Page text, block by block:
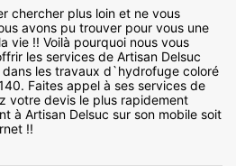
chercher plus loin et ne vous
avons pu trouver pour vous une
vie !! Voilà pourquoi nous vous
les services de Artisan Delsuc
les travaux d`hydrofuge coloré
Faites appel à ses services de
votre devis le plus rapidement
à Artisan Delsuc sur son mobile soit
!!